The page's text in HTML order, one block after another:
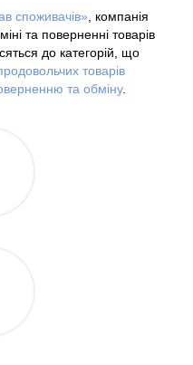
споживачів» , компанія
та поверненні товарів
до категорій, що
товарів
та обміну.